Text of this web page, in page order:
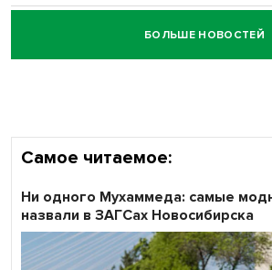
Честный выбор: видеонаблюдение
объективность результатов ЕДГ в
БОЛЬШЕ НОВОСТЕЙ
Самое читаемое:
Ни одного Мухаммеда: самые
назвали в ЗАГСах Новосибирска